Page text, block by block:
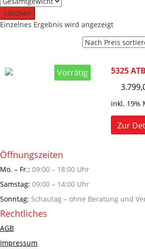
Löschen
Einzelnes Ergebnis wird angezeigt
Vorrätig
5325
inkl. 19%
Zur
Öffnungszeiten
Mo. – Fr.: 09:00 – 18:00 Uhr
Samstag: 09:00 – 14:00 Uhr
Sonntag: Schautag – ohne Beratung und
Rechtliches
AGB
Impressum